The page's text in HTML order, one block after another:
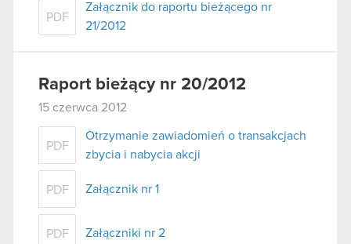
PDF
Załącznik do raportu bieżącego nr
21/2012
Raport bieżący nr 20/2012
15 czerwca 2012
PDF
Otrzymanie zawiadomień o transakcjach
zbycia i nabycia akcji
PDF Załącznik nr 1
PDF Załączniki nr 2